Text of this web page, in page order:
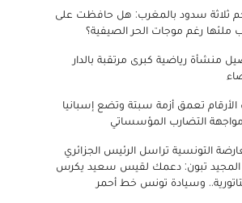
ثلاثة سدود بالمغرب: هل حافظت على
رغم موجات الحر الصيفية؟
منشأة رياضية كبرى مرتقبة بالدار
تعمق أزمة سبتة وتضع إسبانيا
التضارب المؤسساتي
التونسية تراسل الرئيس الجزائري
المجيد تبون: دعمك لقيس سعيد يكرس
وسيادة تونس خط أحمر